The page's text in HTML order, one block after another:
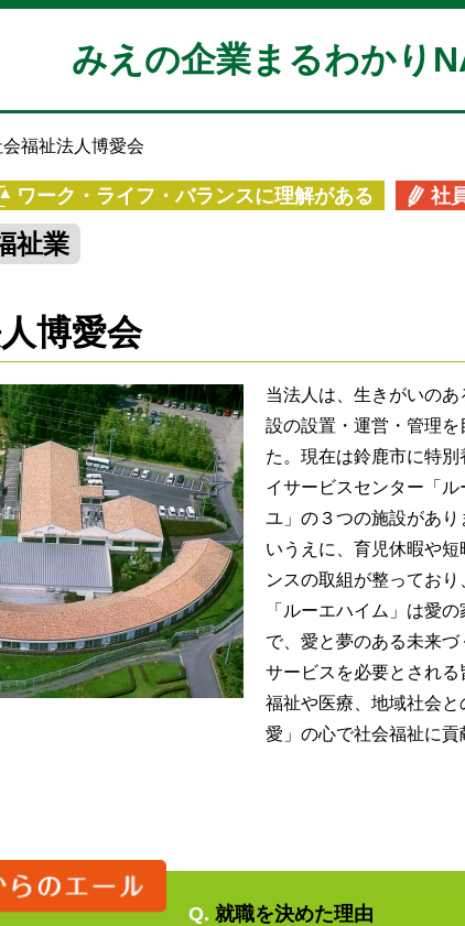
みえの企業まるわかり
会福祉法人博愛会
ワーク・ライフ・バランスに理解がある 社
祉業
博愛会
当法人は、生きがいの
設の設置・運営・管理
た。現在は鈴鹿市に特
イサービスセンター「
ユ」の３つの施設があ
いうえに、育児休暇や
ンスの取組が整ってお
「ルーエハイム」は愛
で、愛と夢のある未来
サービスを必要とされる
福祉や医療、地域社会
愛」の心で社会福祉に貢
Q. 就職を決めた理由